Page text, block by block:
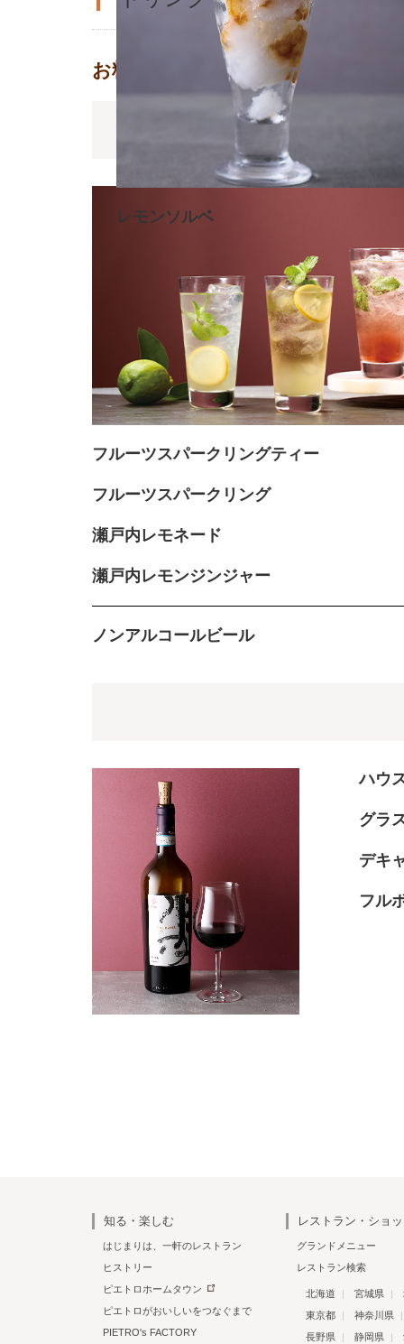
クラシックガトーショコラ
レモンソルベ
お料理にぴったりなドリンクをど
ノンアルコール
フルーツスパークリングティー
フルーツスパークリング
瀬戸内レモネード
瀬戸内レモンジンジャー
ノンアルコールビール
ハウ
グラ
デキ
フル
知る・楽しむ
はじまりは、一軒のレストラン
ヒストリー
ピエトロホームタウン
ピエトロがおいしいをつなぐまで
PIETRO's FACTORY
レストラン・ショ
グランドメニュー
レストラン検索
北海道 宮城県
東京都
神奈川県
長野県
静岡県